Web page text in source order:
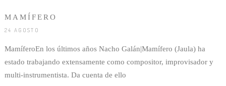
MAMÍFERO
24 AGOSTO
MamíferoEn los últimos años Nacho Galán|Mamífero (Jaula) ha
estado trabajando extensamente como compositor, improvisador y
multi-instrumentista. Da cuenta de ello